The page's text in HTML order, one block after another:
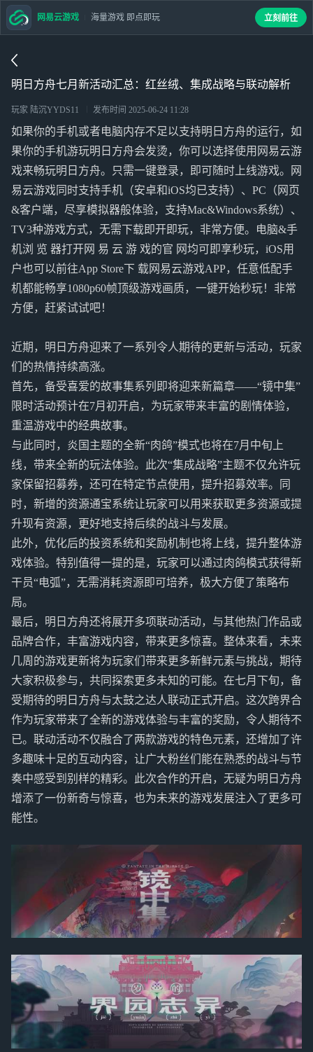
明日方舟七月新活动汇总：红丝绒、集成战略与联动解析
玩家 陆沉YYDS11 发布时间 2025-06-24 11:28
如果你的手机或者电脑内存不足以支持明日方舟的运行，如
果你的手机游玩明日方舟会发烫，你可以选择使用网易云游
戏来畅玩明日方舟。只需一键登录，即可随时上线游戏。网
易云游戏同时支持手机（安卓和iOS均已支持）、PC（网页
&客户端，尽享模拟器般体验，支持Mac&Windows系统）、
TV3种游戏方式，无需下载即开即玩，非常方便。电脑&手
机浏 览 器打开网 易 云 游 戏的官 网均可即享秒玩，iOS用
户也可以前往App Store下 载网易云游戏APP，任意低配手
机都能畅享1080p60帧顶级游戏画质，一键开始秒玩！非常
方便，赶紧试试吧！
近期，明日方舟迎来了一系列令人期待的更新与活动，玩家
们的热情持续高涨。
首先，备受喜爱的故事集系列即将迎来新篇章——“镜中集”
限时活动预计在7月初开启，为玩家带来丰富的剧情体验，
重温游戏中的经典故事。
与此同时，炎国主题的全新“肉鸽”模式也将在7月中旬上
线，带来全新的玩法体验。此次“集成战略”主题不仅允许玩
家保留招募券，还可在特定节点使用，提升招募效率。同
时，新增的资源通宝系统让玩家可以用来获取更多资源或提
升现有资源，更好地支持后续的战斗与发展。
此外，优化后的投资系统和奖励机制也将上线，提升整体游
戏体验。特别值得一提的是，玩家可以通过肉鸽模式获得新
干员“电弧”，无需消耗资源即可培养，极大方便了策略布
局。
最后，明日方舟还将展开多项联动活动，与其他热门作品或
品牌合作，丰富游戏内容，带来更多惊喜。整体来看，未来
几周的游戏更新将为玩家们带来更多新鲜元素与挑战，期待
大家积极参与，共同探索更多未知的可能。在七月下旬，备
受期待的明日方舟与太鼓之达人联动正式开启。这次跨界合
作为玩家带来了全新的游戏体验与丰富的奖励，令人期待不
已。联动活动不仅融合了两款游戏的特色元素，还增加了许
多趣味十足的互动内容，让广大粉丝们能在熟悉的战斗与节
奏中感受到别样的精彩。此次合作的开启，无疑为明日方舟
增添了一份新奇与惊喜，也为未来的游戏发展注入了更多可
能性。
网易云游戏 海量游戏 即点即玩 立刻前往